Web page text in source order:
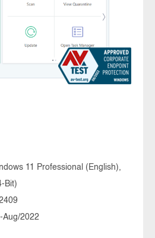
11 Professional (English),
Bit)
Aug/2022